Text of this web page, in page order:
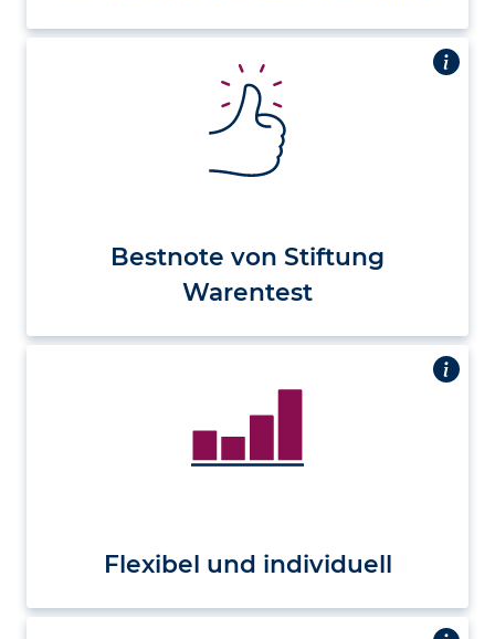
Bestnote von Stiftung
Warentest
Flexibel und individuell